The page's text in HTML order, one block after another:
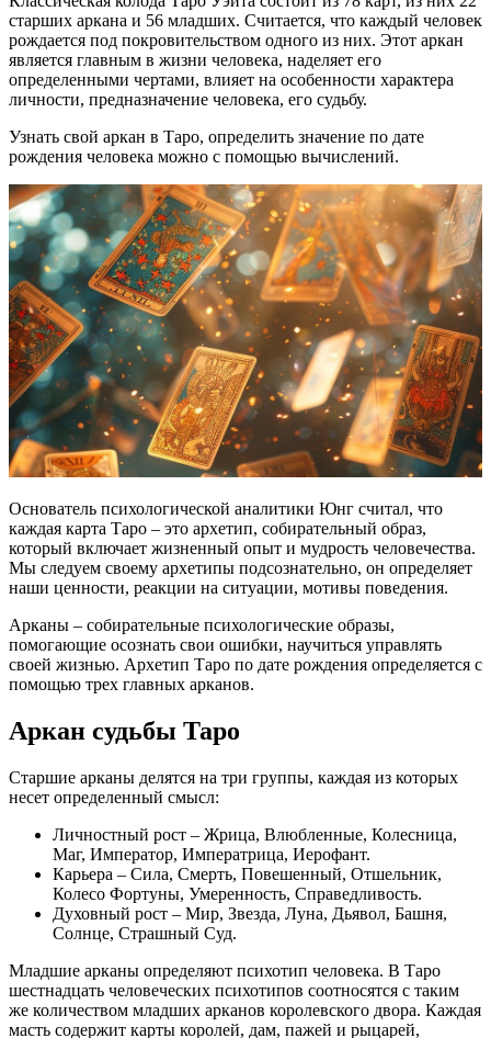
старших аркана и 56 младших. Считается, что каждый человек
рождается под покровительством одного из них. Этот аркан
является главным в жизни человека, наделяет его
определенными чертами, влияет на особенности характера
личности, предназначение человека, его судьбу.
Узнать свой аркан в Таро, определить значение по дате
рождения человека можно с помощью вычислений.
Основатель психологической аналитики Юнг считал, что
каждая карта Таро – это архетип, собирательный образ,
который включает жизненный опыт и мудрость человечества.
Мы следуем своему архетипы подсознательно, он определяет
наши ценности, реакции на ситуации, мотивы поведения.
Арканы – собирательные психологические образы,
помогающие осознать свои ошибки, научиться управлять
своей жизнью. Архетип Таро по дате рождения определяется с
помощью трех главных арканов.
Аркан судьбы Таро
Старшие арканы делятся на три группы, каждая из которых
несет определенный смысл:
Личностный рост – Жрица, Влюбленные, Колесница,
Маг, Император, Императрица, Иерофант.
Карьера – Сила, Смерть, Повешенный, Отшельник,
Колесо Фортуны, Умеренность, Справедливость.
Духовный рост – Мир, Звезда, Луна, Дьявол, Башня,
Солнце, Страшный Суд.
Младшие арканы определяют психотип человека. В Таро
шестнадцать человеческих психотипов соотносятся с таким
же количеством младших арканов королевского двора. Каждая
масть содержит карты королей, дам, пажей и рыцарей,